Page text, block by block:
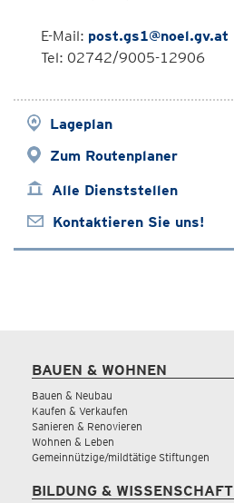
E-Mail: post.gs1@noel.gv.at
Tel: 02742/9005-12906
Lageplan
Zum Routenplaner
Alle Dienststellen
Kontaktieren Sie uns!
BAUEN & WOHNEN
Bauen & Neubau
Kaufen & Verkaufen
Sanieren & Renovieren
Wohnen & Leben
Gemeinnützige/mildtätige Stiftungen
BILDUNG & WISSENSCHAFT